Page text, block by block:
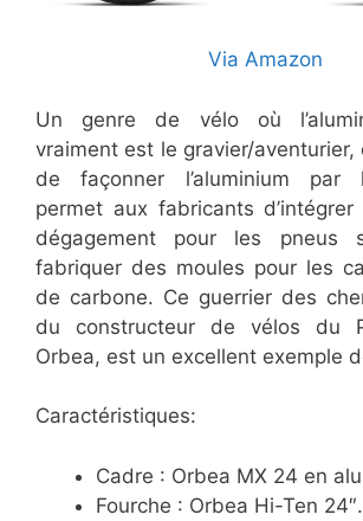
Via Amazon
Un genre de vélo où
vraiment est le gravier/aventurier,
de façonner l’aluminium par
permet aux fabricants
dégagement pour les pneus
fabriquer des moules pour les
de carbone. Ce guerrier des
du constructeur de vélos du
Orbea, est un excellent exemple
Caractéristiques:
Cadre : Orbea MX 24 en
Fourche : Orbea Hi-Ten 24″.